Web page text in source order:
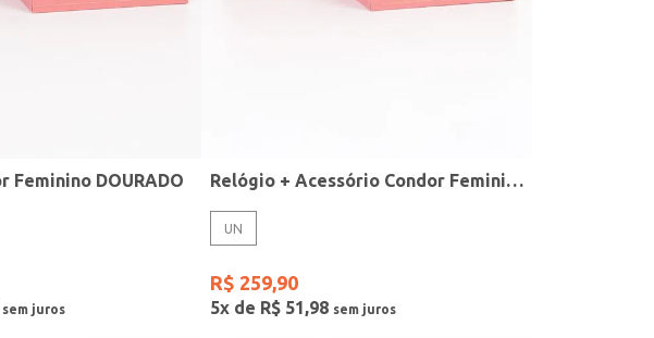
Feminino DOURADO Relógio + Acessório Condor Feminino PRATA
UN
R$ 259,90
5x de R$ 51,98